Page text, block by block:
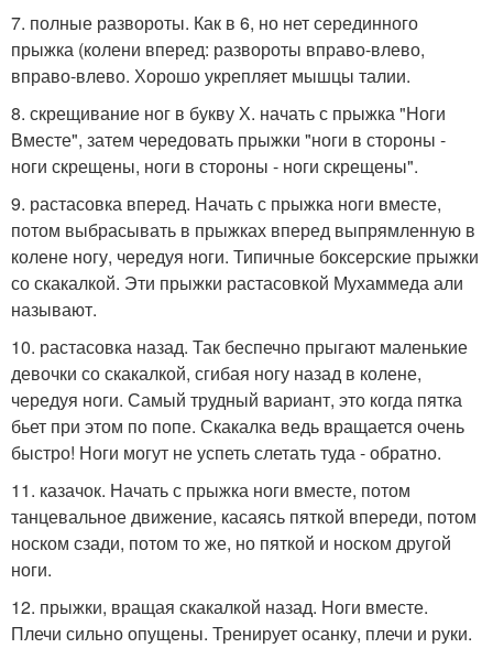
7. полные развороты. Как в 6, но нет серединного
прыжка (колени вперед: развороты вправо-влево,
вправо-влево. Хорошо укрепляет мышцы талии.
8. скрещивание ног в букву Х. начать с прыжка "Ноги
Вместе", затем чередовать прыжки "ноги в стороны -
ноги скрещены, ноги в стороны - ноги скрещены".
9. растасовка вперед. Начать с прыжка ноги вместе,
потом выбрасывать в прыжках вперед выпрямленную в
колене ногу, чередуя ноги. Типичные боксерские прыжки
со скакалкой. Эти прыжки растасовкой Мухаммеда али
называют.
10. растасовка назад. Так беспечно прыгают маленькие
девочки со скакалкой, сгибая ногу назад в колене,
чередуя ноги. Самый трудный вариант, это когда пятка
бьет при этом по попе. Скакалка ведь вращается очень
быстро! Ноги могут не успеть слетать туда - обратно.
11. казачок. Начать с прыжка ноги вместе, потом
танцевальное движение, касаясь пяткой впереди, потом
носком сзади, потом то же, но пяткой и носком другой
ноги.
12. прыжки, вращая скакалкой назад. Ноги вместе.
Плечи сильно опущены. Тренирует осанку, плечи и руки.